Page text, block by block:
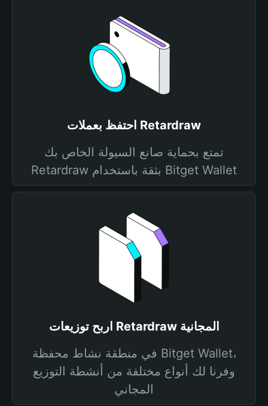
احتفظ بعملات Retardraw
تمتع بحماية صانع السيولة الخاص بك
Retardraw بثقة باستخدام Bitget Wallet
اربح توزيعات Retardraw المجانية
في منطقة نشاط محفظة Bitget Wallet،
وفرنا لك أنواع مختلفة من أنشطة التوزيع
المجاني